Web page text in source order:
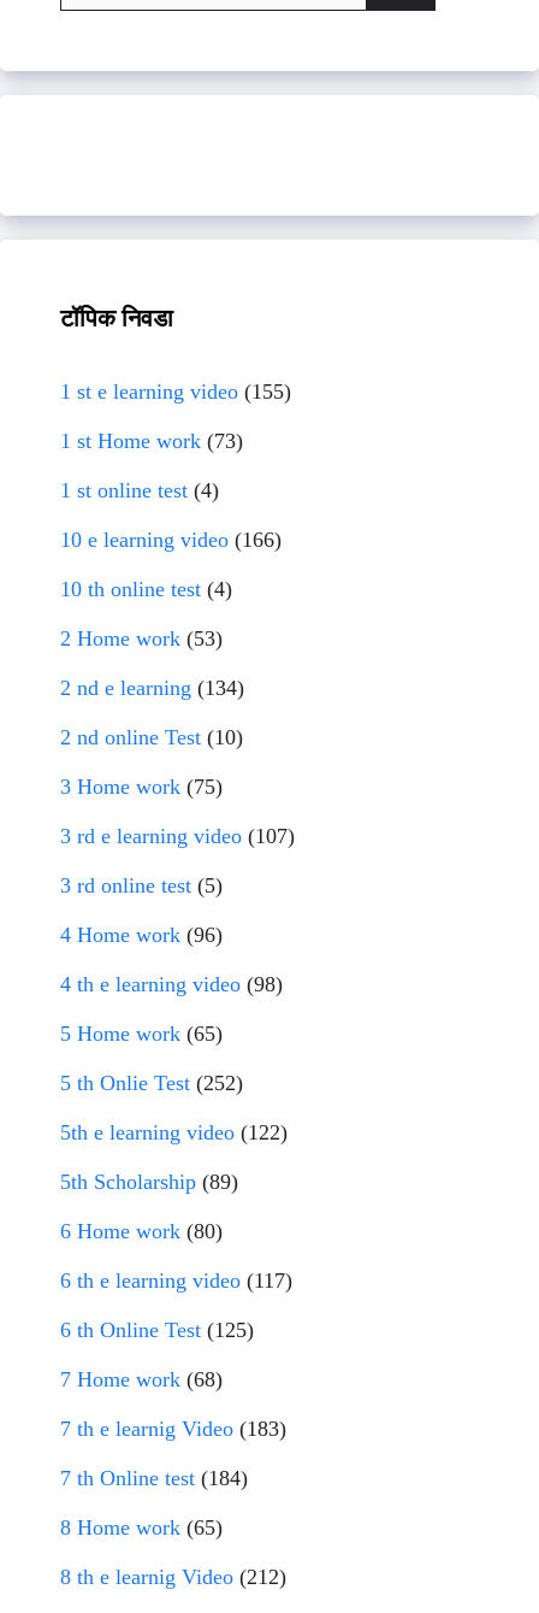
for:
टॉपिक निवडा
1 st e learning video (155)
1 st Home work (73)
1 st online test (4)
10 e learning video (166)
10 th online test (4)
2 Home work (53)
2 nd e learning (134)
2 nd online Test (10)
3 Home work (75)
3 rd e learning video (107)
3 rd online test (5)
4 Home work (96)
4 th e learning video (98)
5 Home work (65)
5 th Onlie Test (252)
5th e learning video (122)
5th Scholarship (89)
6 Home work (80)
6 th e learning video (117)
6 th Online Test (125)
7 Home work (68)
7 th e learnig Video (183)
7 th Online test (184)
8 Home work (65)
8 th e learnig Video (212)